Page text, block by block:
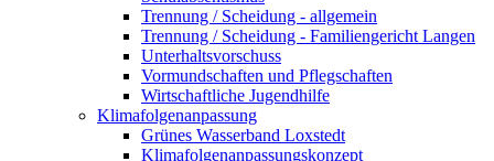
Trennung / Scheidung - allgemein
Trennung / Scheidung - Familiengericht Langen
Unterhaltsvorschuss
Vormundschaften und Pflegschaften
Wirtschaftliche Jugendhilfe
Klimafolgenanpassung
Grünes Wasserband Loxstedt
Klimafolgenanpassungskonzept